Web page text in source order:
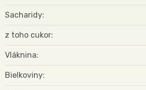
Sacharidy
z toho cukor
Vláknina
Bielkoviny